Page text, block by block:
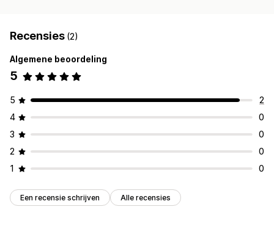
Recensies (2)
Algemene beoordeling
5
5
2
4
0
3
0
2
0
1
0
Een recensie schrijven Alle recensies